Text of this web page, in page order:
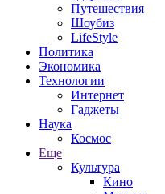
Путешествия
Шоубиз
LifeStyle
Политика
Экономика
Технологии
Интернет
Гаджеты
Наука
Космос
Еще
Культура
Кино